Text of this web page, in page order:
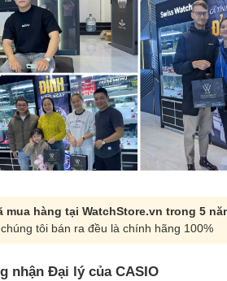
mua hàng tại WatchStore.vn trong 5
tôi bán ra đều là chính hãng 100%
nhận Đại lý của CASIO